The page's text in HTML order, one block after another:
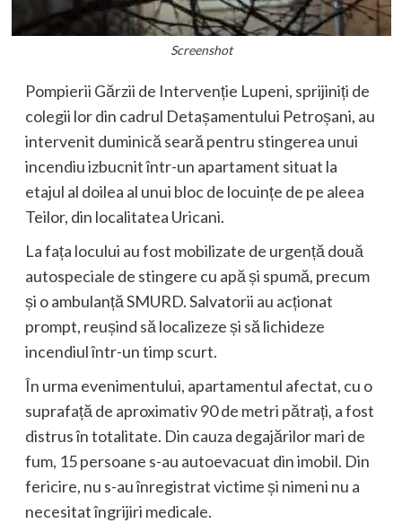
Screenshot
Pompierii Gărzii de Intervenție Lupeni, sprijiniți de
colegii lor din cadrul Detașamentului Petroșani, au
intervenit duminică seară pentru stingerea unui
incendiu izbucnit într-un apartament situat la
etajul al doilea al unui bloc de locuințe de pe aleea
Teilor, din localitatea Uricani.
La fața locului au fost mobilizate de urgență două
autospeciale de stingere cu apă și spumă, precum
și o ambulanță SMURD. Salvatorii au acționat
prompt, reușind să localizeze și să lichideze
incendiul într-un timp scurt.
În urma evenimentului, apartamentul afectat, cu o
suprafață de aproximativ 90 de metri pătrați, a fost
distrus în totalitate. Din cauza degajărilor mari de
fum, 15 persoane s-au autoevacuat din imobil. Din
fericire, nu s-au înregistrat victime și nimeni nu a
necesitat îngrijiri medicale.